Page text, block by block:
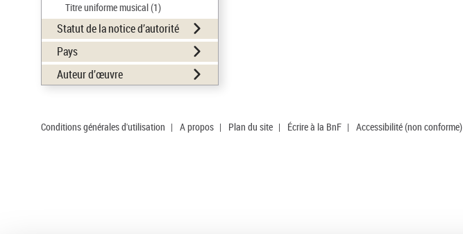
Titre uniforme musical(1)
Statut de la notice d’autorité
Pays
Auteur d’œuvre
Conditions générales d'utilisation | A propos | Plan du site | Écrire à la BnF | Accessibilité (non conforme)